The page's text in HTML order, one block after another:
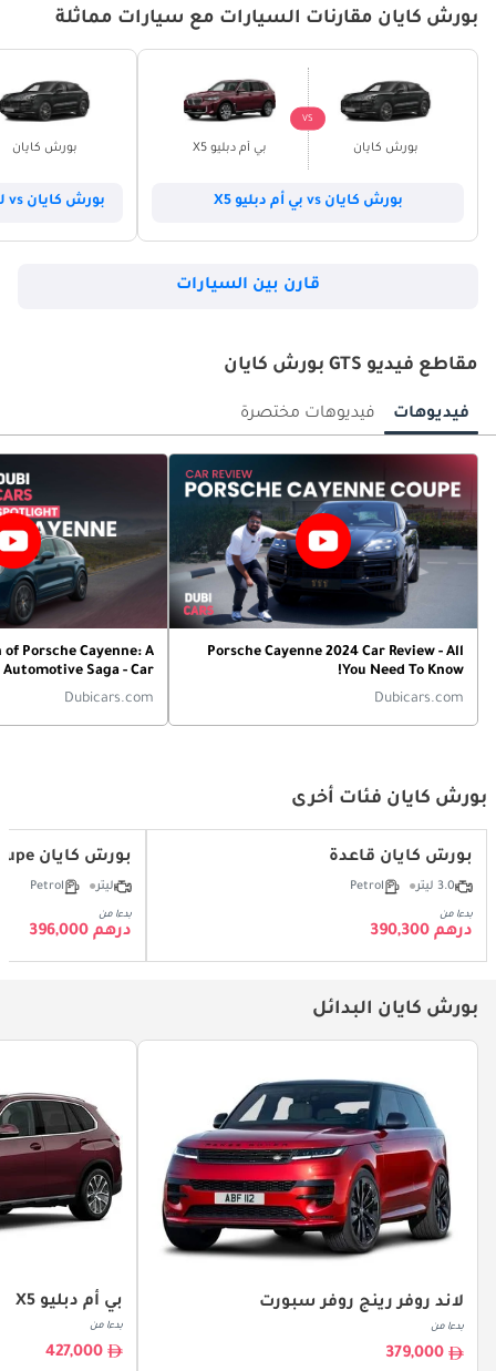
بورش كايان مقارنات السيارات مع سيارات مماثلة
بورش كايان
VS
بي أم دبليو X5
بورش كايان vs بي أم دبليو X5
بورش كايان
بورش كايان vs لاند روفر رينج روفر سبورت
قارن بين السيارات
مقاطع فيديو GTS بورش كايان
فيديوهات فيديوهات مختصرة
Porsche Cayenne 2024 Car Review - All
You Need To Know!
Dubicars.com
Porsche Cayenne: A
Saga - Car
Spotlight
Dubicars.com
بورش كايان فئات أخرى
بورش كايان قاعدة
3.0 ليتر Petrol
بدءا من
درهم 390,300
بورش كايان Base Coupe
ليتر Petrol
بدءا من
درهم 396,000
بورش كايان البدائل
لاند روفر رينج روفر سبورت
بدءا من
379,000
بي أم دبليو X5
بدءا من
427,000